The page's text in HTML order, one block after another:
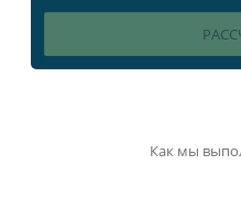
Как мы